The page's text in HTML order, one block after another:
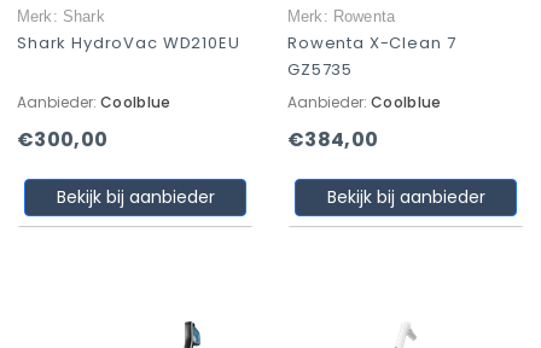
Merk: Shark
Shark HydroVac WD210EU
Aanbieder: Coolblue
€300,00
Bekijk bij aanbieder
Merk: Rowenta
Rowenta X-Clean 7
GZ5735
Aanbieder: Coolblue
€384,00
Bekijk bij aanbieder